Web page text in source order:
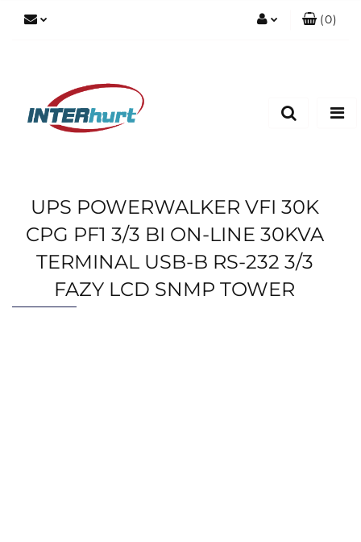
(0)
UPS POWERWALKER VFI 30K
CPG PF1 3/3 BI ON-LINE 30KVA
TERMINAL USB-B RS-232 3/3
FAZY LCD SNMP TOWER